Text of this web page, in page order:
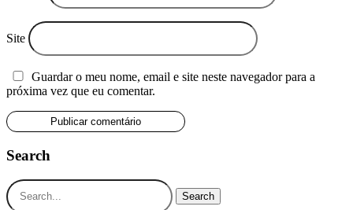
Site
Guardar o meu nome, email e site neste navegador para a
próxima vez que eu comentar.
Search
Search